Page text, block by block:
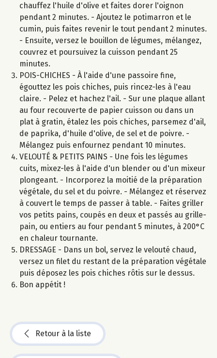
chauffez l'huile d'olive et faites dorer l'oignon
pendant 2 minutes. - Ajoutez le potimarron et le
cumin, puis faites revenir le tout pendant 2 minutes.
- Ensuite, versez le bouillon de légumes, mélangez,
couvrez et poursuivez la cuisson pendant 25
minutes.
POIS-CHICHES - À l'aide d'une passoire fine,
égouttez les pois chiches, puis rincez-les à l'eau
claire. - Pelez et hachez l'ail. - Sur une plaque allant
au four recouverte de papier cuisson ou dans un
plat à gratin, étalez les pois chiches, parsemez d'ail,
de paprika, d'huile d'olive, de sel et de poivre. -
Mélangez puis enfournez pendant 10 minutes.
VELOUTÉ & PETITS PAINS - Une fois les légumes
cuits, mixez-les à l'aide d'un blender ou d'un mixeur
plongeant. - Incorporez la moitié de la préparation
végétale, du sel et du poivre. - Mélangez et réservez
à couvert le temps de passer à table. - Faites griller
vos petits pains, coupés en deux et passés au grille-
pain, ou entiers au four pendant 5 minutes, à 200°C
en chaleur tournante.
DRESSAGE - Dans un bol, servez le velouté chaud,
versez un filet du restant de la préparation végétale
puis déposez les pois chiches rôtis sur le dessus.
Bon appétit !
Retour à la liste